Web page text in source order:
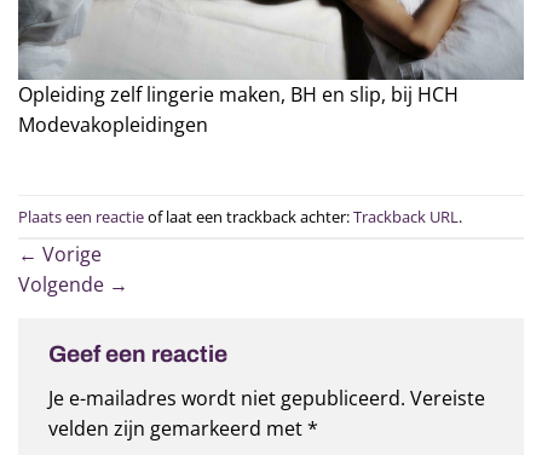
Opleiding zelf lingerie maken, BH en slip, bij HCH
Modevakopleidingen
Plaats een reactieof laat een trackback achter:Trackback URL .
← Vorige
Volgende →
Geef een reactie
Je e-mailadres wordt niet gepubliceerd. Vereiste
velden zijn gemarkeerd met*